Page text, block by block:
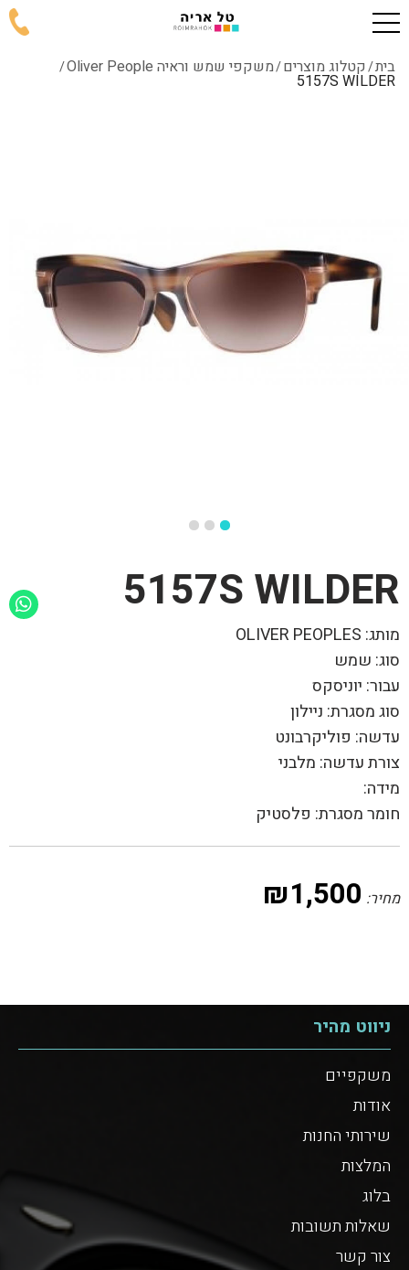
בית/קטלוג מוצרים/משקפי שמש וראיה Oliver People /
5157S WILDER
5157S WILDER
מותג: OLIVER PEOPLES
סוג: שמש
עבור: יוניסקס
סוג מסגרת: ניילון
עדשה: פוליקרבונט
צורת עדשה: מלבני
מידה:
חומר מסגרת: פלסטיק
מחיר: ₪1,500
ניווט מהיר
משקפיים
אודות
שירותי החנות
המלצות
בלוג
שאלות תשובות
צור קשר